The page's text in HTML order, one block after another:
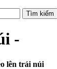
-
lên trái núi